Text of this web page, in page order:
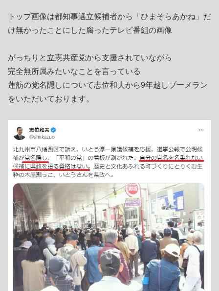
トップ画像は都知事選立候補者から「ひまそらあかね」だ
け無かったことにした腐ったテレビ番組の画像
がっちりと立憲共産党から支援されていながら
完全無所属みたいなことを言っている
蓮舫の党名隠しについて志位和夫から9年越しブーメラン
をいただいております。